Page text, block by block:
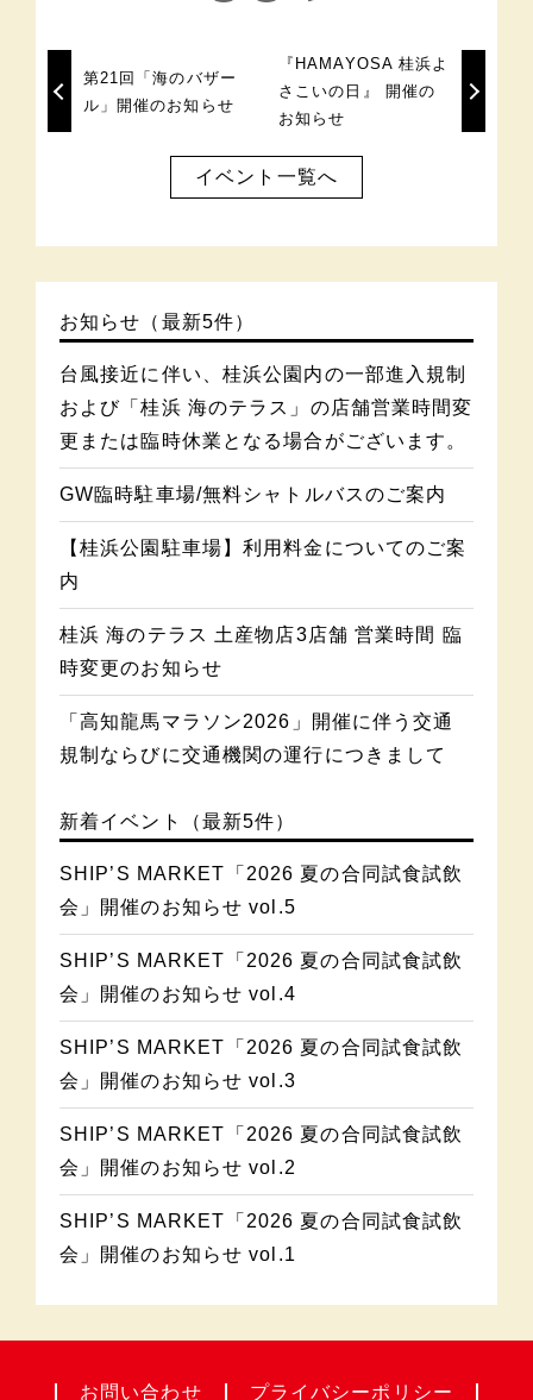
第21回「海のバザー
ル」開催のお知らせ
『HAMAYOSA 桂浜よ
さこいの日』 開催の
お知らせ
イベント一覧へ
お知らせ（最新5件）
台風接近に伴い、桂浜公園内の一部進入規制
および「桂浜 海のテラス」の店舗営業時間変
更または臨時休業となる場合がございます。
GW臨時駐車場/無料シャトルバスのご案内
【桂浜公園駐車場】利用料金についてのご案
内
桂浜 海のテラス 土産物店3店舗 営業時間 臨
時変更のお知らせ
「高知龍馬マラソン2026」開催に伴う交通
規制ならびに交通機関の運行につきまして
新着イベント（最新5件）
SHIP’S MARKET「2026 夏の合同試食試飲
会」開催のお知らせ vol.5
SHIP’S MARKET「2026 夏の合同試食試飲
会」開催のお知らせ vol.4
SHIP’S MARKET「2026 夏の合同試食試飲
会」開催のお知らせ vol.3
SHIP’S MARKET「2026 夏の合同試食試飲
会」開催のお知らせ vol.2
SHIP’S MARKET「2026 夏の合同試食試飲
会」開催のお知らせ vol.1
お問い合わせ プライバシーポリシー